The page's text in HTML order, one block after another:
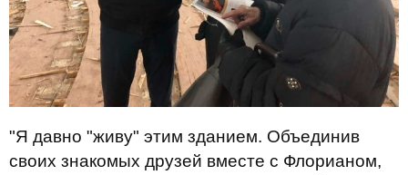
"Я давно "живу" этим зданием. Объединив
своих знакомых друзей вместе с Флорианом,